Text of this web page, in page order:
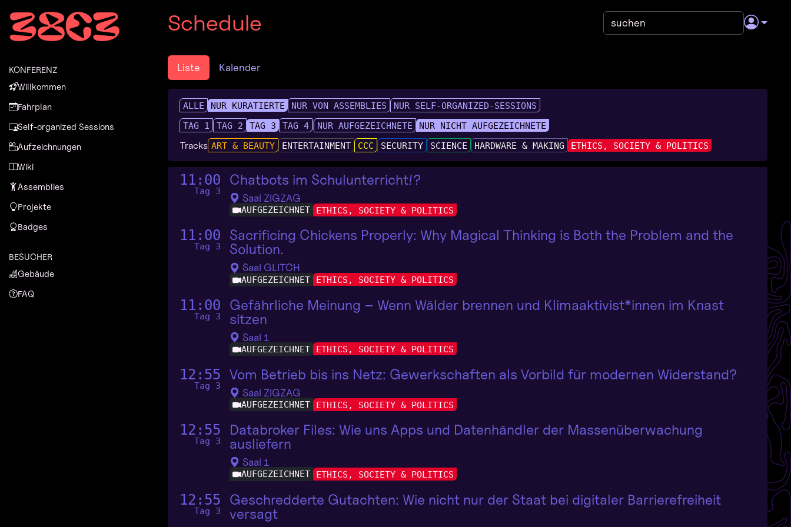
Zum Inhalt
Zum Footer
KONFERENZ
Willkommen
Fahrplan
Self-organized Sessions
Aufzeichnungen
Wiki
Assemblies
Projekte
Badges
BESUCHER
Gebäude
FAQ
Schedule
Liste Kalender
ALLE NUR KURATIERTE NUR VON ASSEMBLIES
NUR SELF-ORGANIZED-SESSIONS
TAG 1
TAG 2 TAG 3 TAG 4 NUR AUFGEZEICHNETE NUR NICHT AUFGEZEICHNETE
Tracks ART & BEAUTY ENTERTAINMENT CCC SECURITY SCIENCE HARDWARE & MAKING ETHICS, SOCIETY & POLITICS
11:00
Tag 3
Chatbots im Schulunterricht!?
Saal ZIGZAG
AUFGEZEICHNET ETHICS, SOCIETY & POLITICS
11:00
Tag 3
Sacrificing Chickens Properly: Why Magical Thinking is Both the Problem and the
Solution.
Saal GLITCH
AUFGEZEICHNET ETHICS, SOCIETY & POLITICS
11:00
Tag 3
Gefährliche Meinung – Wenn Wälder brennen und Klimaaktivist*innen im Knast
sitzen
Saal 1
AUFGEZEICHNET ETHICS, SOCIETY & POLITICS
12:55
Tag 3
Vom Betrieb bis ins Netz: Gewerkschaften als Vorbild für modernen Widerstand?
Saal ZIGZAG
AUFGEZEICHNET ETHICS, SOCIETY & POLITICS
12:55
Tag 3
Databroker Files: Wie uns Apps und Datenhändler der Massenüberwachung
ausliefern
Saal 1
AUFGEZEICHNET ETHICS, SOCIETY & POLITICS
12:55
Tag 3
Geschredderte Gutachten: Wie nicht nur der Staat bei digitaler Barrierefreiheit
versagt